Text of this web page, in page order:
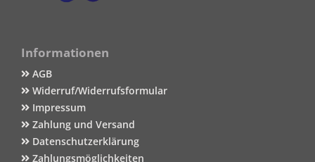
Informationen
AGB
Widerruf/Widerrufsformular
Impressum
Zahlung und Versand
Datenschutzerklärung
Zahlungsmöglichkeiten